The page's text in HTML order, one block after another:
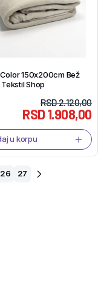
150x200cm Bež
Shop
RSD2.120,00
RSD1.908,00
u korpu
26 27